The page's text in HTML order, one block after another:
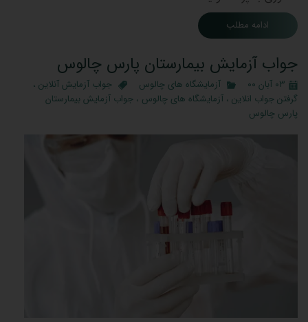
ادامه مطلب
جواب آزمایش بیمارستان پارس چالوس
۰۳ آبان ۰۰ آزمایشگاه های چالوس جواب آزمایش آنلاین ،
گرفتن جواب انلاین ، آزمایشگاه های چالوس ، جواب آزمایش بیمارستان
پارس چالوس